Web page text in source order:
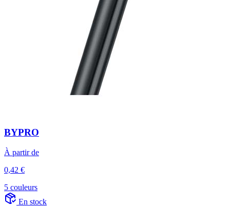
BYPRO
À partir de
0,42 €
5 couleurs
En stock